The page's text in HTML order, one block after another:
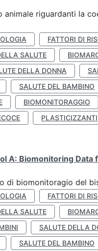
animale riguardanti la
FATTORI DI
SALUTE
DELLA DONNA
SALUTE DEL BAMBINO
BIOMONITORAGGIO
PLASTICIZZANTI
A: Biomonitoring Data
di biomonitoragio del
FATTORI DI
SALUTE
SALUTE DELLA
SALUTE DEL BAMBINO